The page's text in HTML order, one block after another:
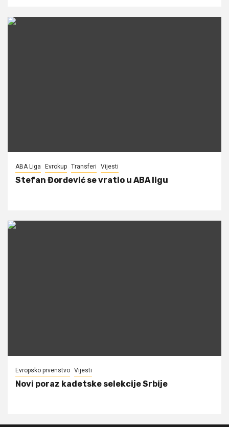
ABA Liga Evrokup Transferi Vijesti
Stefan Đorđević se vratio u ABA ligu
Evropsko prvenstvo Vijesti
Novi poraz kadetske selekcije Srbije